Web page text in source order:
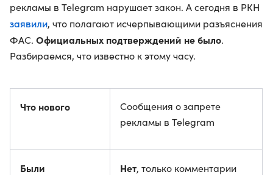
рекламы в Telegram нарушает закон. А сегодня в РКН
заявили, что полагают исчерпывающими разъяснения
ФАС. Официальных подтверждений не было.
Разбираемся, что известно к этому часу.
Что нового
Сообщения о запрете
рекламы в Telegram
Были
Нет, только комментарии